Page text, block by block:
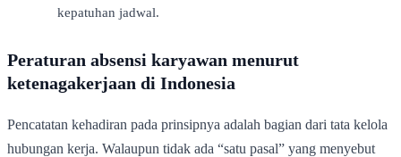
kepatuhan jadwal.
Peraturan absensi karyawan menurut
ketenagakerjaan di Indonesia
Pencatatan kehadiran pada prinsipnya adalah bagian dari tata kelola
hubungan kerja. Walaupun tidak ada “satu pasal” yang menyebut